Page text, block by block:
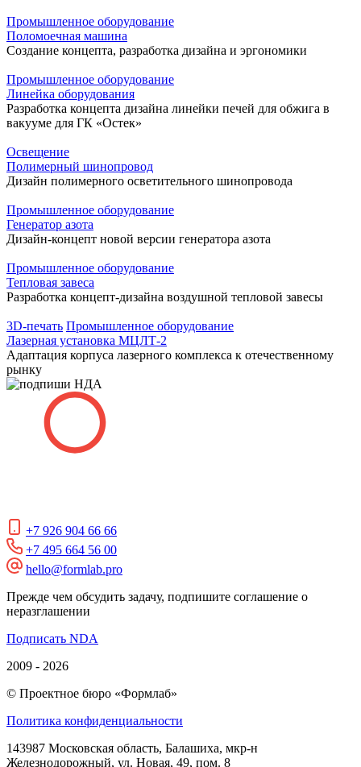
Промышленное оборудование
Поломоечная машина
Создание концепта, разработка дизайна и эргономики
Промышленное оборудование
Линейка оборудования
Разработка концепта дизайна линейки печей для обжига в
вакууме для ГК «Остек»
Освещение
Полимерный шинопровод
Дизайн полимерного осветительного шинопровода
Промышленное оборудование
Генератор азота
Дизайн-концепт новой версии генератора азота
Промышленное оборудование
Тепловая завеса
Разработка концепт-дизайна воздушной тепловой завесы
3D-печать Промышленное оборудование
Лазерная установка МЦЛТ-2
Адаптация корпуса лазерного комплекса к отечественному
рынку
+7 926 904 66 66
+7 495 664 56 00
hello@formlab.pro
Прежде чем обсудить задачу, подпишите соглашение о
неразглашении
Подписать NDA
2009 - 2026
© Проектное бюро «Формлаб»
Политика конфиденциальности
143987 Московская область, Балашиха, мкр-н
Железнодорожный, ул. Новая, 49, пом. 8